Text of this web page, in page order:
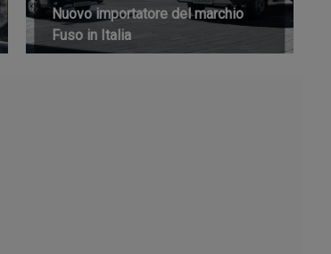
Nuovo importatore del marchio
Fuso in Italia